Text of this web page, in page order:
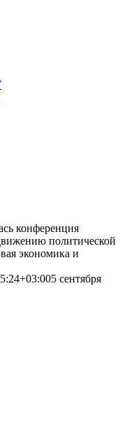
конференция
политической
экономика и
5 сентября